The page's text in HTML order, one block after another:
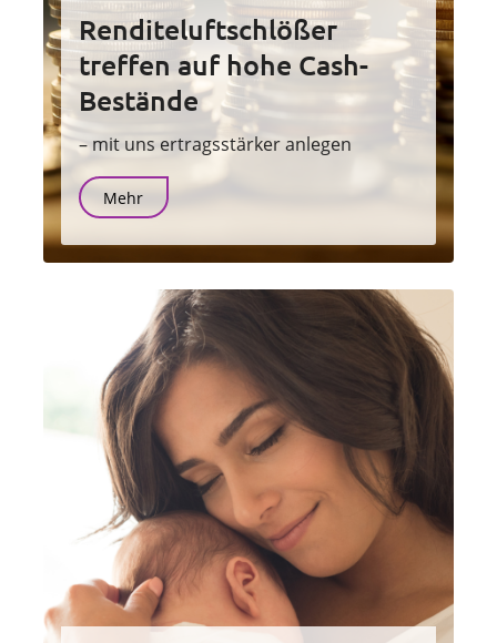
Renditeluftschlößer
treffen auf hohe Cash-
Bestände
– mit uns ertragsstärker anlegen
Mehr